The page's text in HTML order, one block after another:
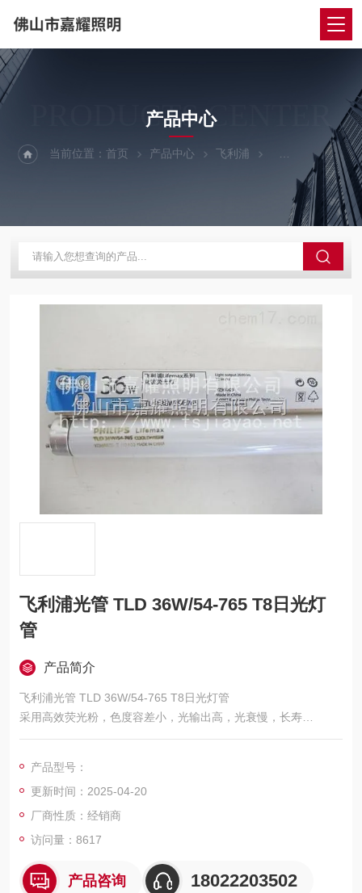
PRODUCTS CENTER
产品中心
当前位置：首页 产品中心 飞利浦 飞利浦荧光灯管
飞利浦光管 TLD 36W/54-765 T8日光灯
管
产品简介
飞利浦光管 TLD 36W/54-765 T8日光灯管
采用高效荧光粉，色度容差小，光输出高，光衰慢，长寿
装有防止两端发黑的内保护环和特殊三螺旋灯丝，保证光通量稳
配套飞利浦镇流器和起辉器使用，性能更佳，寿命更长
产品型号：
更新时间：2025-04-20
厂商性质：经销商
访问量：8617
产品咨询 18022203502